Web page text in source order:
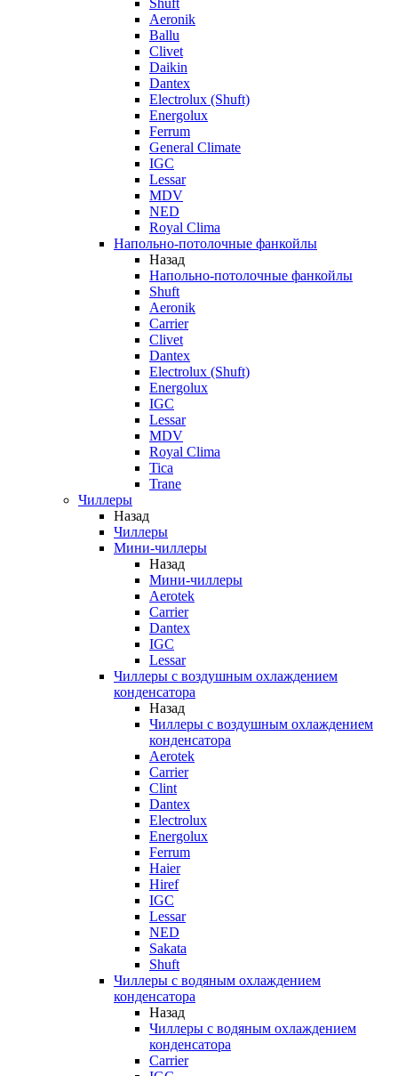
Shuft
Aeronik
Ballu
Clivet
Daikin
Dantex
Electrolux (Shuft)
Energolux
Ferrum
General Climate
IGC
Lessar
MDV
NED
Royal Clima
Напольно-потолочные фанкойлы
Назад
Напольно-потолочные фанкойлы
Shuft
Aeronik
Carrier
Clivet
Dantex
Electrolux (Shuft)
Energolux
IGC
Lessar
MDV
Royal Clima
Tica
Trane
Чиллеры
Назад
Чиллеры
Мини-чиллеры
Назад
Мини-чиллеры
Aerotek
Carrier
Dantex
IGC
Lessar
Чиллеры с воздушным охлаждением
конденсатора
Назад
Чиллеры с воздушным охлаждением
конденсатора
Aerotek
Carrier
Clint
Dantex
Electrolux
Energolux
Ferrum
Haier
Hiref
IGC
Lessar
NED
Sakata
Shuft
Чиллеры с водяным охлаждением
конденсатора
Назад
Чиллеры с водяным охлаждением
конденсатора
Carrier